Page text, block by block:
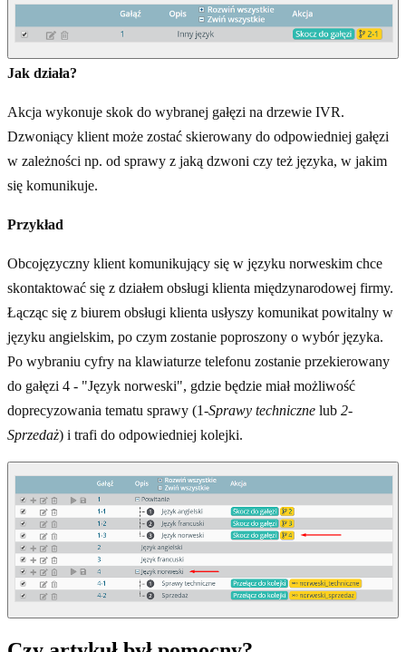
Jak działa?
Akcja wykonuje skok do wybranej gałęzi na drzewie IVR.
Dzwoniący klient może zostać skierowany do odpowiedniej gałęzi
w zależności np. od sprawy z jaką dzwoni czy też języka, w jakim
się komunikuje.
Przykład
Obcojęzyczny klient komunikujący się w języku norweskim chce
skontaktować się z działem obsługi klienta międzynarodowej firmy.
Łącząc się z biurem obsługi klienta usłyszy komunikat powitalny w
języku angielskim, po czym zostanie poproszony o wybór języka.
Po wybraniu cyfry na klawiaturze telefonu zostanie przekierowany
do gałęzi 4 - "Język norweski", gdzie będzie miał możliwość
doprecyzowania tematu sprawy (1-Sprawy techniczne lub 2-
Sprzedaż) i trafi do odpowiedniej kolejki.